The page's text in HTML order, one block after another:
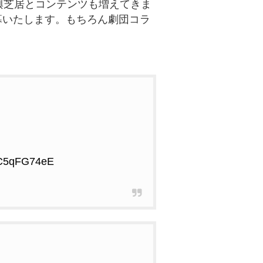
居とコンテンツも増えてきま
たします。もちろん劇団コラ